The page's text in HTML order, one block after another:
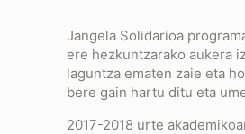
Jangela Solidarioa
ere hezkuntzarako aukera
laguntza ematen zaie eta
bere gain hartu ditu eta
2017-2018 urte